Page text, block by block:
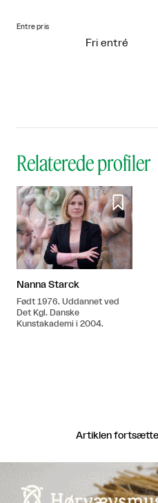
Entre pris
Fri entré
Relaterede profiler

Nanna Starck
Født 1976. Uddannet ved
Det Kgl. Danske
Kunstakademi i 2004.
Artiklen